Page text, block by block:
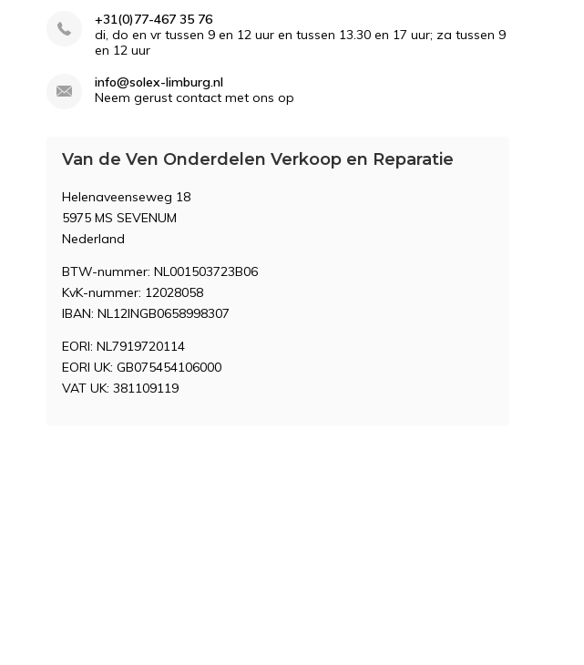
+31(0)77-467 35 76
di, do en vr tussen 9 en 12 uur en tussen 13.30 en 17 uur; za tussen 9
en 12 uur
info@solex-limburg.nl
Neem gerust contact met ons op
Van de Ven Onderdelen Verkoop en Reparatie
Helenaveenseweg 18
5975 MS SEVENUM
Nederland
BTW-nummer: NL001503723B06
KvK-nummer: 12028058
IBAN: NL12INGB0658998307
EORI: NL7919720114
EORI UK: GB075454106000
VAT UK: 381109119